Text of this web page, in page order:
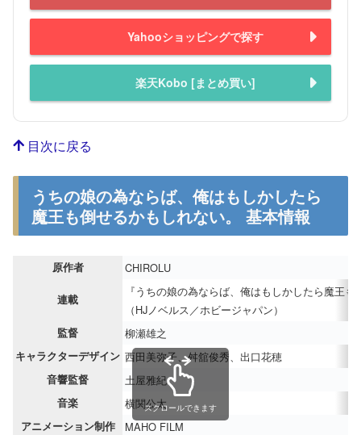
Yahooショッピングで探す
楽天Kobo [まとめ買い]
目次に戻る
うちの娘の為ならば、俺はもしかしたら
魔王も倒せるかもしれない。 基本情報
原作者 CHIROLU
連載
『うちの娘の為ならば、俺はもしかしたら魔王
（HJノベルス／ホビージャパン）
監督 柳瀬雄之
キャラクターデザイン 西田美弥子、舛舘俊秀、出口花穂
音響監督 土屋雅紀
音楽 横関公太
アニメーション制作 MAHO FILM
スクロールできます